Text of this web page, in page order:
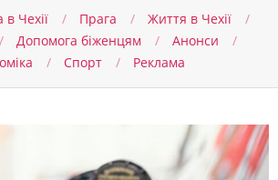
в Чехії Прага
Життя в Чеxії
Допомога біженцям
Анонси
Спорт Реклама